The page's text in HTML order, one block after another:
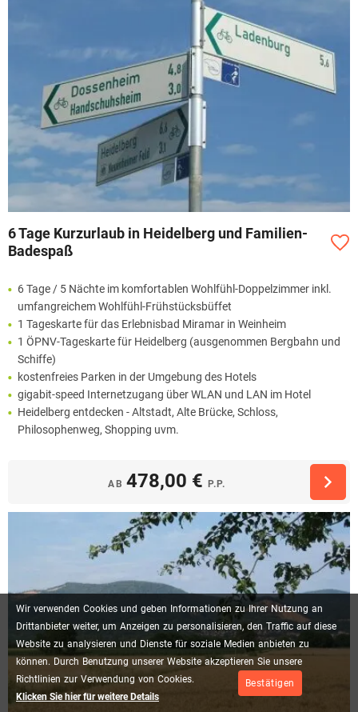
Wir verwenden Cookies und geben Informationen zu Ihrer Nutzung an
Drittanbieter weiter, um Anzeigen zu personalisieren, den Traffic auf diese
Website zu analysieren und Dienste für soziale Medien anbieten zu
können. Durch Benutzung unserer Website akzeptieren Sie unsere
Richtlinien zur Verwendung von Cookies.
Klicken Sie hier für weitere Details
Bestätigen
6 Tage Kurzurlaub in Heidelberg und Familien-
Badespaß
6 Tage / 5 Nächte im komfortablen Wohlfühl-Doppelzimmer inkl.
umfangreichem Wohlfühl-Frühstücksbüffet
1 Tageskarte für das Erlebnisbad Miramar in Weinheim
1 ÖPNV-Tageskarte für Heidelberg (ausgenommen Bergbahn und
Schiffe)
kostenfreies Parken in der Umgebung des Hotels
gigabit-speed Internetzugang über WLAN und LAN im Hotel
Heidelberg entdecken - Altstadt, Alte Brücke, Schloss,
Philosophenweg, Shopping uvm.
AB 478,00 € P.P.